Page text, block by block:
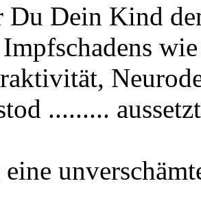
Du Dein Kind
.........
eine